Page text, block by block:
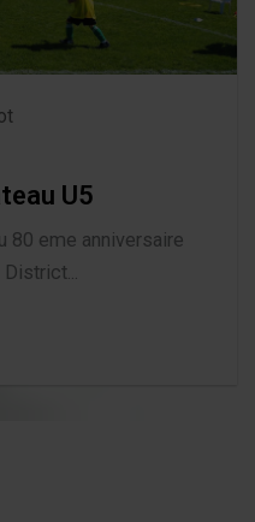
U5
80 eme anniversaire